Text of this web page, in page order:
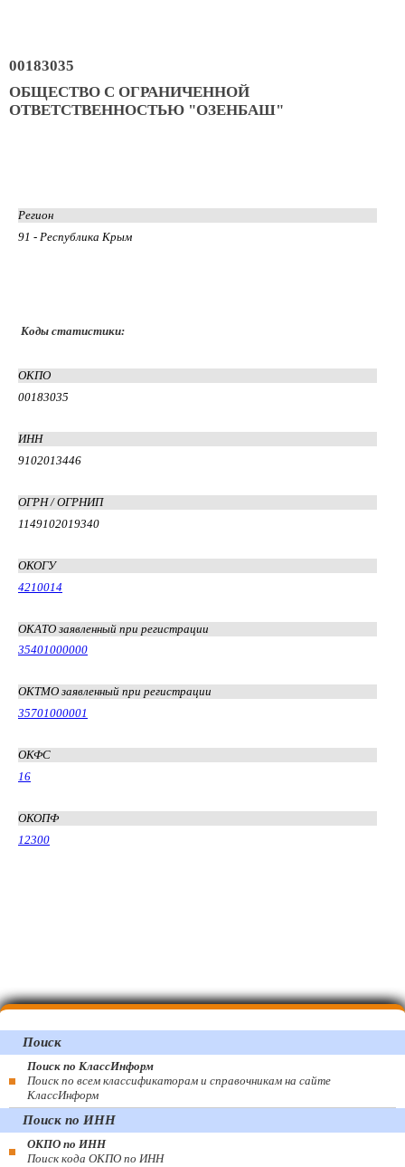
00183035
ОБЩЕСТВО С ОГРАНИЧЕННОЙ
ОТВЕТСТВЕННОСТЬЮ "ОЗЕНБАШ"
Регион
91 - Республика Крым
Коды статистики:
ОКПО
00183035
ИНН
9102013446
ОГРН / ОГРНИП
1149102019340
ОКОГУ
4210014
ОКАТО заявленный при регистрации
35401000000
ОКТМО заявленный при регистрации
35701000001
ОКФС
16
ОКОПФ
12300
Поиск
Поиск по КлассИнформ
Поиск по всем классификаторам и справочникам на сайте
КлассИнформ
Поиск по ИНН
ОКПО по ИНН
Поиск кода ОКПО по ИНН